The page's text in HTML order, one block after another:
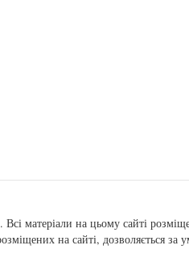
матеріали на цьому сайті
на сайті, дозволяється